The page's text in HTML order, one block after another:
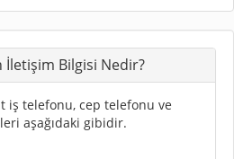
İletişim Bilgisi Nedir?
iş telefonu, cep telefonu ve
aşağıdaki gibidir.